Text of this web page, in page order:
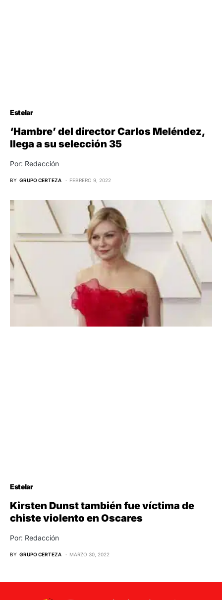
Estelar
‘Hambre’ del director Carlos Meléndez,
llega a su selección 35
Por: Redacción
BY GRUPO CERTEZA FEBRERO 9, 2022
Estelar
Kirsten Dunst también fue víctima de
chiste violento en Oscares
Por: Redacción
BY GRUPO CERTEZA MARZO 30, 2022